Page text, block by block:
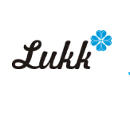
para
o
conteúdo